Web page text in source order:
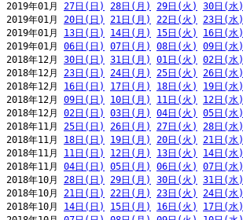
2019年01月 27日(日) 28日(月) 29日(火) 30日(水)
2019年01月 20日(日) 21日(月) 22日(火) 23日(水)
2019年01月 13日(日) 14日(月) 15日(火) 16日(水)
2019年01月 06日(日) 07日(月) 08日(火) 09日(水)
2018年12月 30日(日) 31日(月) 01日(火) 02日(水)
2018年12月 23日(日) 24日(月) 25日(火) 26日(水)
2018年12月 16日(日) 17日(月) 18日(火) 19日(水)
2018年12月 09日(日) 10日(月) 11日(火) 12日(水)
2018年12月 02日(日) 03日(月) 04日(火) 05日(水)
2018年11月 25日(日) 26日(月) 27日(火) 28日(水)
2018年11月 18日(日) 19日(月) 20日(火) 21日(水)
2018年11月 11日(日) 12日(月) 13日(火) 14日(水)
2018年11月 04日(日) 05日(月) 06日(火) 07日(水)
2018年10月 28日(日) 29日(月) 30日(火) 31日(水)
2018年10月 21日(日) 22日(月) 23日(火) 24日(水)
2018年10月 14日(日) 15日(月) 16日(火) 17日(水)